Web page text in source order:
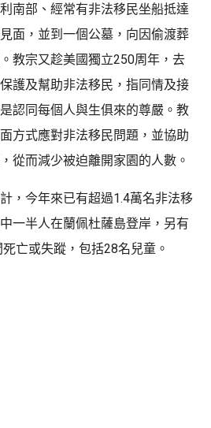
南部、經常有非法移民坐船抵達
面，並到一個公墓，向因偷渡葬
教宗又趁美國獨立250周年，去
護及幫助非法移民，指同情及接
認同每個人與生俱來的尊嚴。教
方式應對非法移民問題，並協助
從而減少被迫離開家園的人數。
，今年來已有超過1.4萬名非法移
一半人在蘭佩杜薩島登岸，另有
亡或失蹤，包括28名兒童。